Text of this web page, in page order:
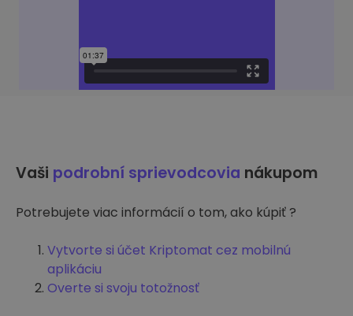
Vaši podrobní sprievodcovia nákupom
Potrebujete viac informácií o tom, ako kúpiť ?
Vytvorte si účet Kriptomat cez mobilnú
aplikáciu
Overte si svoju totožnosť